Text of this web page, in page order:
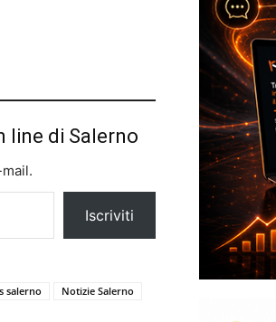
line di Salerno
Iscriviti
salerno
Notizie Salerno